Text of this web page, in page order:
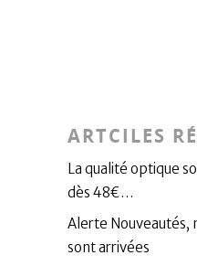
ARTCILES
La qualité optique
dès 48€…
Alerte Nouveautés,
sont arrivées